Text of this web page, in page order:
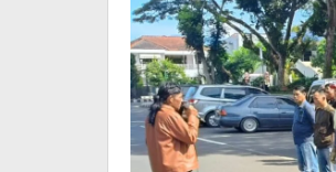
UMKM
Lebak